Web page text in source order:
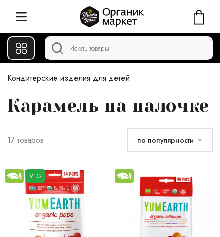
Кондитерские изделия для детей
Карамель на палочке
17 товаров по популярности
VEG